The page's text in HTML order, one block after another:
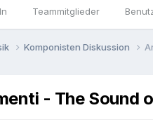
Teammitglieder
Komponisten Diskussion
- The Sound